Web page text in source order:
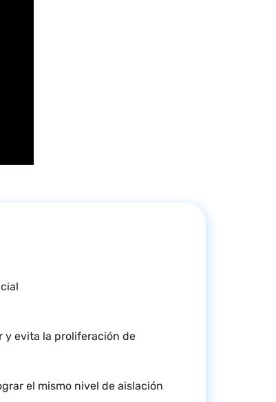
y evita la proliferación de
el mismo nivel de aislación